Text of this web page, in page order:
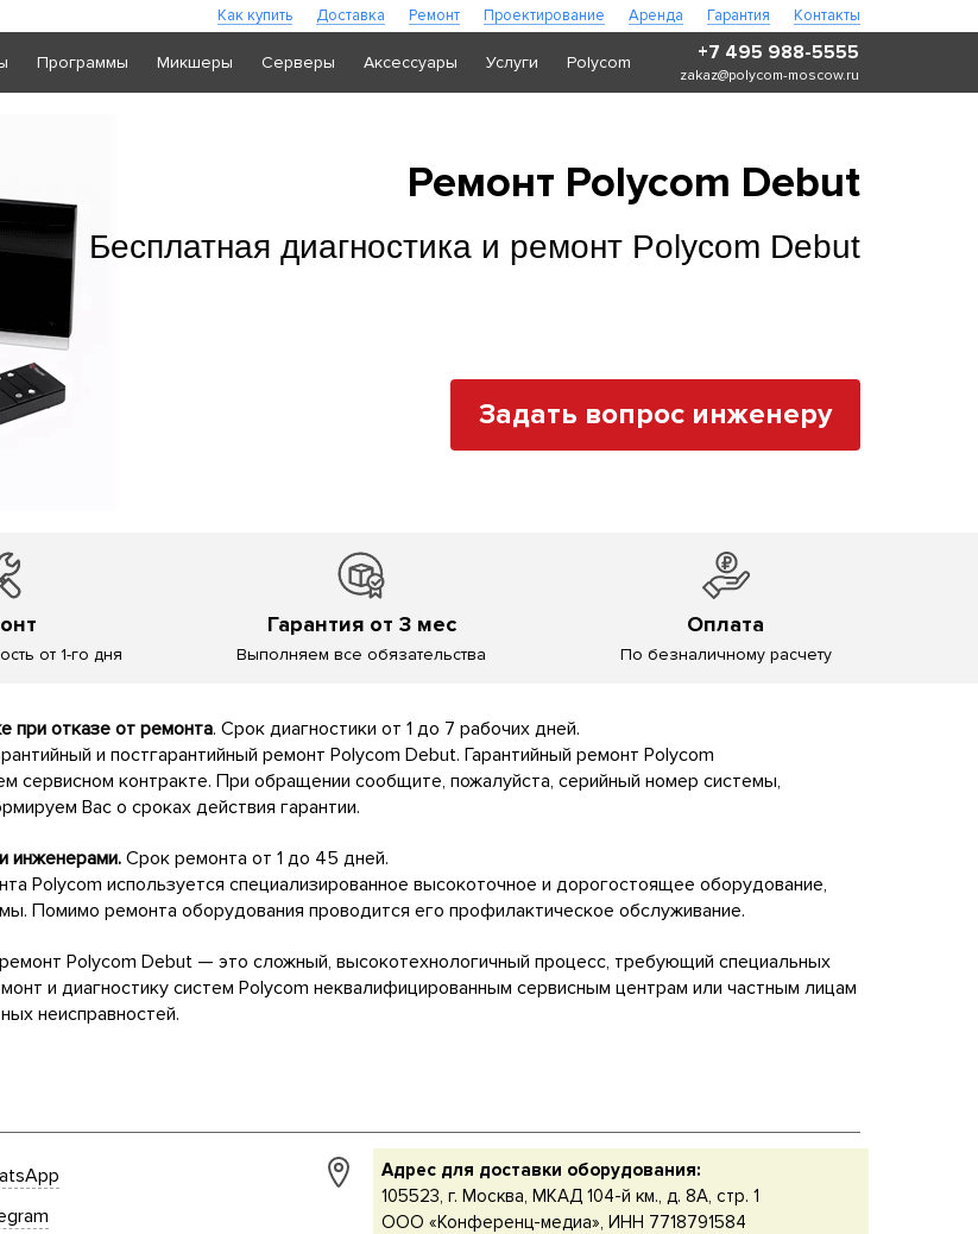
Как купить Доставка Ремонт Проектирование Аренда Гарантия Контакты
Программы Микшеры Серверы Аксессуары Услуги Polycom +7 495 988-5555
zakaz@polycom-moscow.ru
Ремонт Polycom Debut
Бесплатная диагностика и ремонт Polycom Debut
Задать вопрос инженеру
от 1-го дня
Гарантия от 3 мес
Выполняем все обязательства
Оплата
По безналичному расчету
при отказе от ремонта. Срок диагностики от 1 до 7 рабочих дней.
и постгарантийный ремонт Polycom Debut. Гарантийный ремонт Polycom
сервисном контракте. При обращении сообщите, пожалуйста, серийный номер системы,
Вас о сроках действия гарантии.
инженерами. Срок ремонта от 1 до 45 дней.
Polycom используется специализированное высокоточное и дорогостоящее оборудование,
Помимо ремонта оборудования проводится его профилактическое обслуживание.
Polycom Debut — это сложный, высокотехнологичный процесс, требующий специальных
и диагностику систем Polycom неквалифицированным сервисным центрам или частным лицам
неисправностей.
Адрес для доставки оборудования:
105523, г. Москва, МКАД 104-й км., д. 8А, стр. 1
ООО «Конференц-медиа», ИНН 7718791584